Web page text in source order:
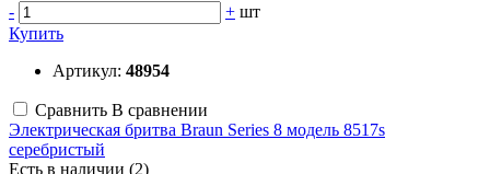
-
+ шт
Купить
Артикул: 48954
Сравнить В сравнении
Электрическая бритва Braun Series 8 модель 8517s
серебристый
Есть в наличии (2)